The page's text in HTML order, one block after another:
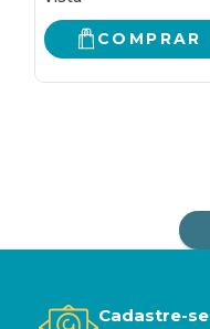
COMPRAR
Cadastre-